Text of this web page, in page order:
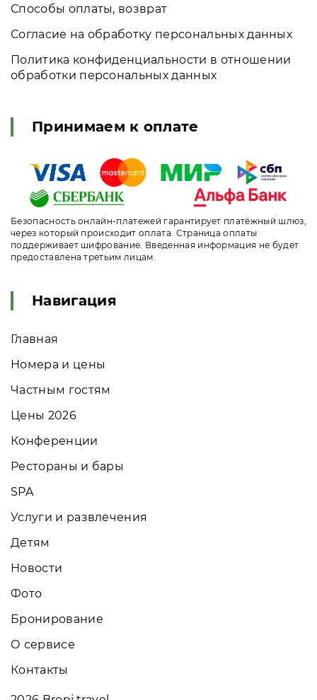
Способы оплаты, возврат
Согласие на обработку персональных данных
Политика конфиденциальности в отношении
обработки персональных данных
Принимаем к оплате
Безопасность онлайн-платежей гарантирует платёжный шлюз,
через который происходит оплата. Страница оплаты
поддерживает шифрование. Введенная информация не будет
предоставлена третьим лицам.
Навигация
Главная
Номера и цены
Частным гостям
Цены 2026
Конференции
Рестораны и бары
SPA
Услуги и развлечения
Детям
Новости
Фото
Бронирование
О сервисе
Контакты